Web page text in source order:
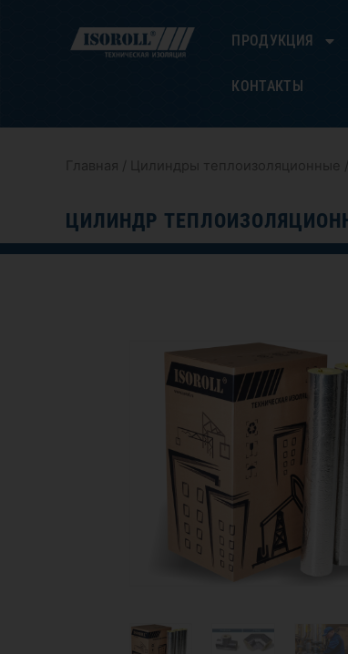
ПРОДУКЦИЯ
КОНТАКТЫ
Главная / Цилиндры теплоизоляционные
ЦИЛИНДР